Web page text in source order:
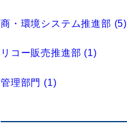
商・環境システム推進部 (5)
リコー販売推進部 (1)
管理部門 (1)